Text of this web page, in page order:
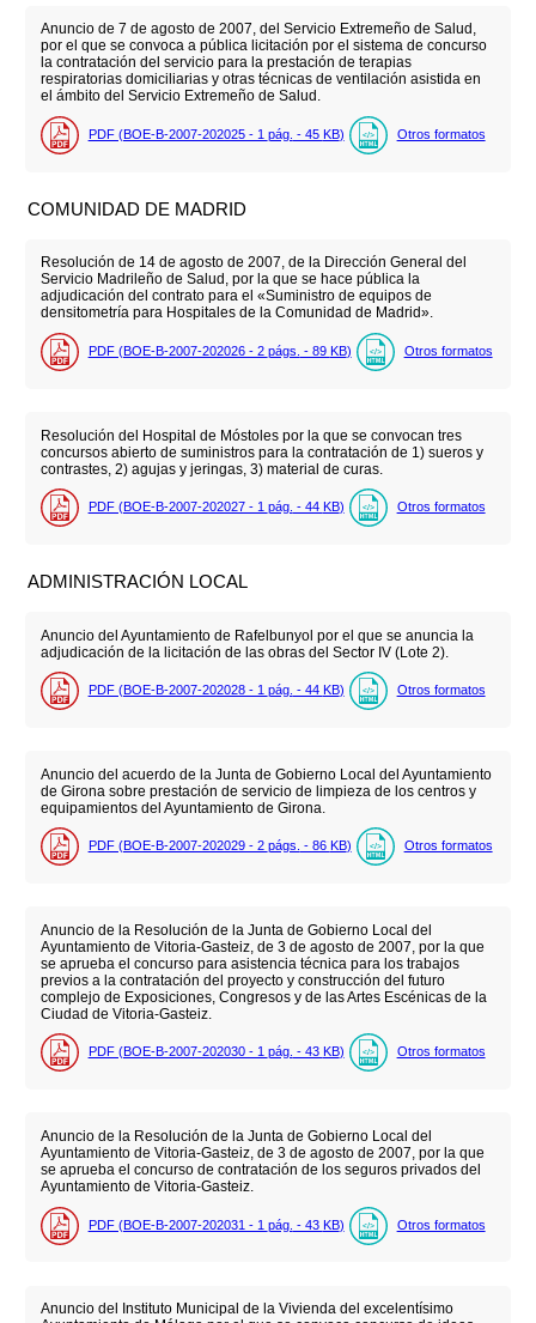
Anuncio de 7 de agosto de 2007, del Servicio Extremeño de Salud,
por el que se convoca a pública licitación por el sistema de concurso
la contratación del servicio para la prestación de terapias
respiratorias domiciliarias y otras técnicas de ventilación asistida en
el ámbito del Servicio Extremeño de Salud.
PDF (BOE-B-2007-202025 - 1 pág. - 45 KB) Otros formatos
COMUNIDAD DE MADRID
Resolución de 14 de agosto de 2007, de la Dirección General del
Servicio Madrileño de Salud, por la que se hace pública la
adjudicación del contrato para el «Suministro de equipos de
densitometría para Hospitales de la Comunidad de Madrid».
PDF (BOE-B-2007-202026 - 2 págs. - 89 KB) Otros formatos
Resolución del Hospital de Móstoles por la que se convocan tres
concursos abierto de suministros para la contratación de 1) sueros y
contrastes, 2) agujas y jeringas, 3) material de curas.
PDF (BOE-B-2007-202027 - 1 pág. - 44 KB) Otros formatos
ADMINISTRACIÓN LOCAL
Anuncio del Ayuntamiento de Rafelbunyol por el que se anuncia la
adjudicación de la licitación de las obras del Sector IV (Lote 2).
PDF (BOE-B-2007-202028 - 1 pág. - 44 KB) Otros formatos
Anuncio del acuerdo de la Junta de Gobierno Local del Ayuntamiento
de Girona sobre prestación de servicio de limpieza de los centros y
equipamientos del Ayuntamiento de Girona.
PDF (BOE-B-2007-202029 - 2 págs. - 86 KB) Otros formatos
Anuncio de la Resolución de la Junta de Gobierno Local del
Ayuntamiento de Vitoria-Gasteiz, de 3 de agosto de 2007, por la que
se aprueba el concurso para asistencia técnica para los trabajos
previos a la contratación del proyecto y construcción del futuro
complejo de Exposiciones, Congresos y de las Artes Escénicas de la
Ciudad de Vitoria-Gasteiz.
PDF (BOE-B-2007-202030 - 1 pág. - 43 KB) Otros formatos
Anuncio de la Resolución de la Junta de Gobierno Local del
Ayuntamiento de Vitoria-Gasteiz, de 3 de agosto de 2007, por la que
se aprueba el concurso de contratación de los seguros privados del
Ayuntamiento de Vitoria-Gasteiz.
PDF (BOE-B-2007-202031 - 1 pág. - 43 KB) Otros formatos
Anuncio del Instituto Municipal de la Vivienda del excelentísimo